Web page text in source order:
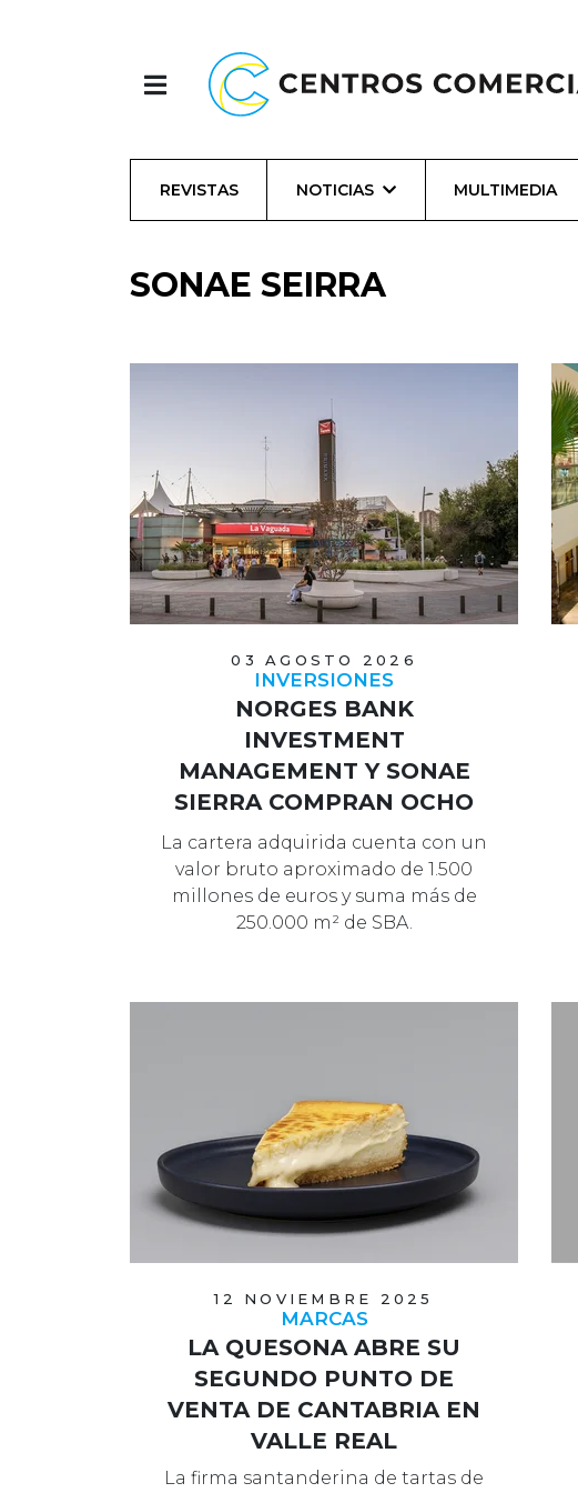
REVISTAS NOTICIAS MULTIMEDIA
SONAE SEIRRA
03 AGOSTO 2026
INVERSIONES
NORGES BANK
INVESTMENT
MANAGEMENT Y SONAE
SIERRA COMPRAN OCHO
CENTROS DE LSGI
La cartera adquirida cuenta con un
valor bruto aproximado de 1.500
millones de euros y suma más de
250.000 m² de SBA.
12 NOVIEMBRE 2025
MARCAS
LA QUESONA ABRE SU
SEGUNDO PUNTO DE
VENTA DE CANTABRIA EN
VALLE REAL
La firma santanderina de tartas de